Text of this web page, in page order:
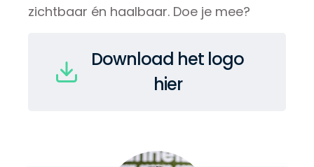
zichtbaar én haalbaar. Doe je mee?
Download het logo
hier